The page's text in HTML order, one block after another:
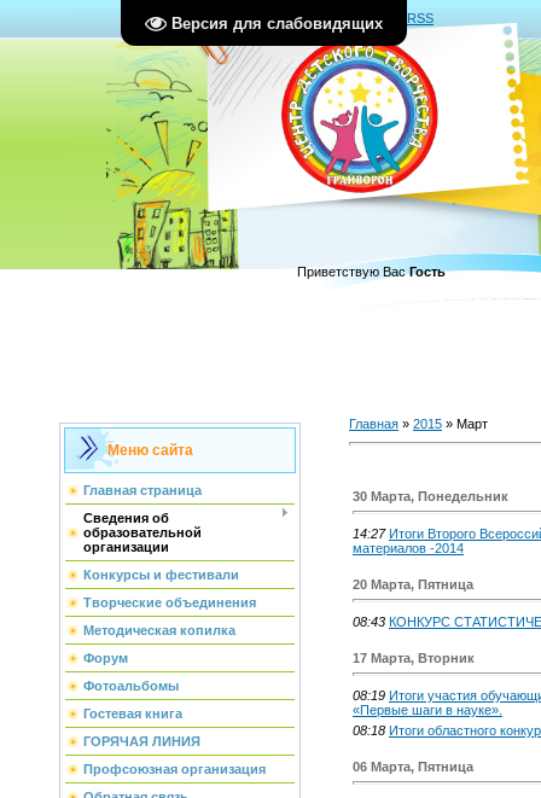
Версия для слабовидящих
Главная | Регистрация|Вход RSS
Приветствую Вас Гость
Меню сайта
Главная страница
Сведения об
образовательной
организации
Конкурсы и фестивали
Творческие объединения
Методическая копилка
Форум
Фотоальбомы
Гостевая книга
ГОРЯЧАЯ ЛИНИЯ
Профсоюзная организация
Главная » 2015 » Март
30 Марта, Понедельник
14:27 Итоги Второго
материалов -2014
20 Марта, Пятница
08:43 КОНКУРС
17 Марта, Вторник
08:19 Итоги участия
«Первые шаги в науке».
08:18 Итоги областного
06 Марта, Пятница